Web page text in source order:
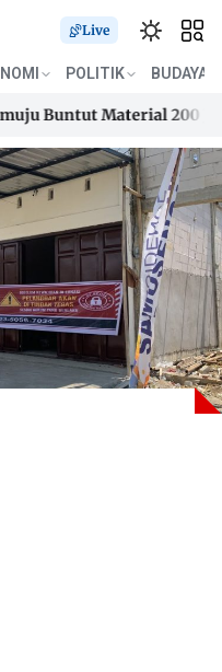
Live
POLITIK BUDAYA
Material 200 Juta
Material 200 Juta